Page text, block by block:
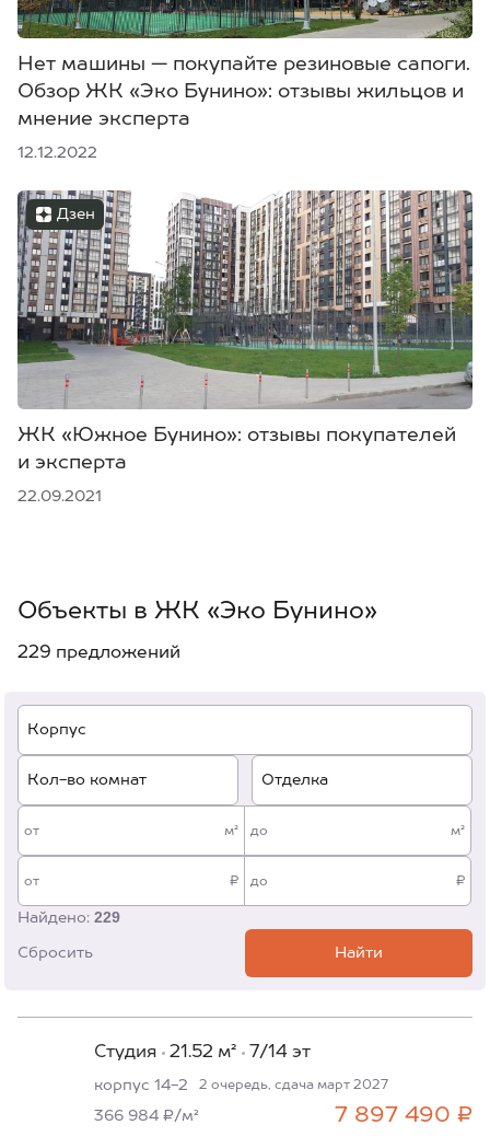
Нет машины — покупайте резиновые сапоги.
Обзор ЖК «Эко Бунино»: отзывы жильцов и
мнение эксперта
12.12.2022
Дзен
ЖК «Южное Бунино»: отзывы покупателей
и эксперта
22.09.2021
Объекты в ЖК «Эко Бунино»
229 предложений
Корпус
Кол-во комнат
от м² до м²
Отделка
от ₽ до ₽
Найдено: 229
Сбросить Найти
Студия 21.52 м² 7/14 эт
корпус 14-2 2 очередь, сдача март 2027
7 897 490 ₽
366 984 ₽/м²